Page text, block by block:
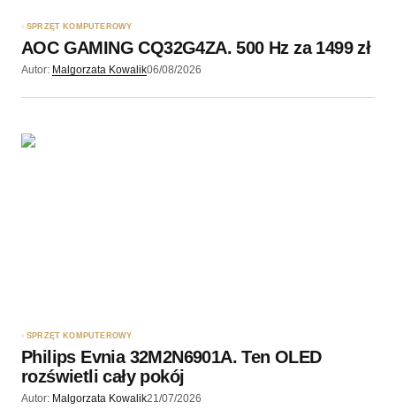
SPRZĘT KOMPUTEROWY
AOC GAMING CQ32G4ZA. 500 Hz za 1499 zł
Autor: Malgorzata Kowalik06/08/2026
SPRZĘT KOMPUTEROWY
Philips Evnia 32M2N6901A. Ten OLED
rozświetli cały pokój
Autor: Malgorzata Kowalik21/07/2026